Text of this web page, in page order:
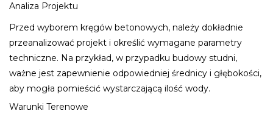
Analiza Projektu
Przed wyborem kręgów betonowych, należy dokładnie
przeanalizować projekt i określić wymagane parametry
techniczne. Na przykład, w przypadku budowy studni,
ważne jest zapewnienie odpowiedniej średnicy i głębokości,
aby mogła pomieścić wystarczającą ilość wody.
Warunki Terenowe